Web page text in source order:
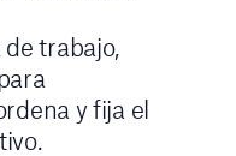
trabajo,
y fija el